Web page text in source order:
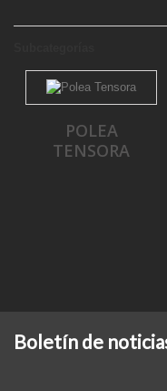
POLEA
TENSORA
Boletín de